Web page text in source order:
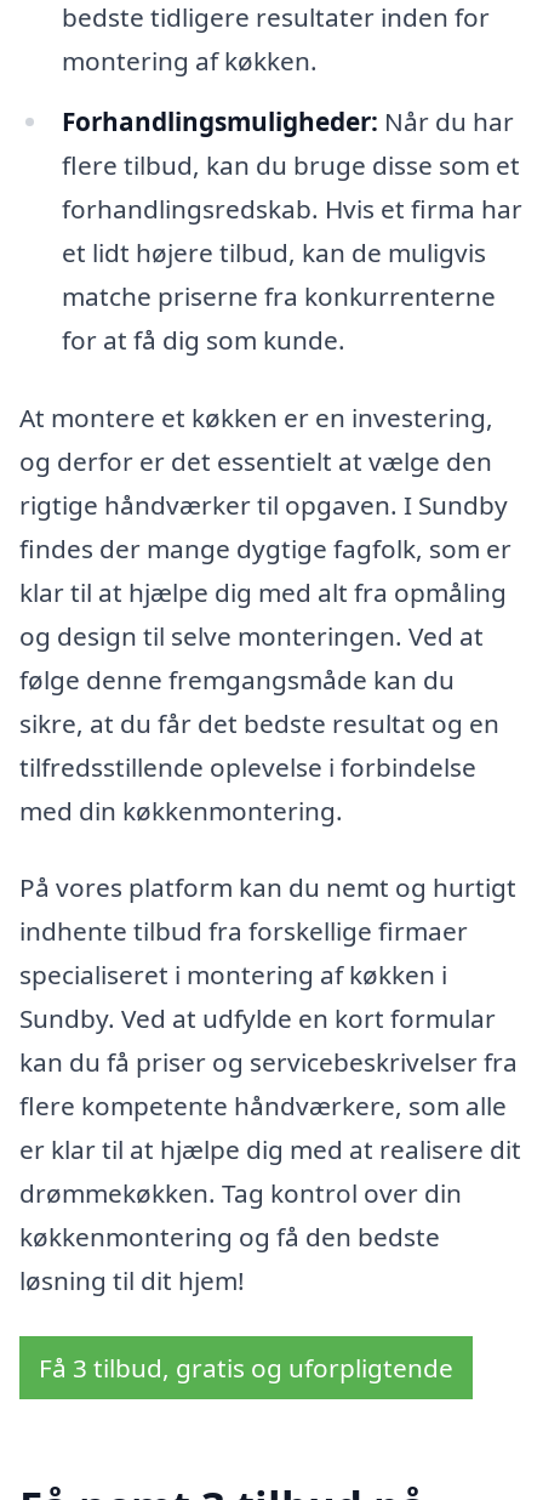
bedste tidligere resultater inden for
montering af køkken.
Forhandlingsmuligheder: Når du har
flere tilbud, kan du bruge disse som et
forhandlingsredskab. Hvis et firma har
et lidt højere tilbud, kan de muligvis
matche priserne fra konkurrenterne
for at få dig som kunde.
At montere et køkken er en investering,
og derfor er det essentielt at vælge den
rigtige håndværker til opgaven. I Sundby
findes der mange dygtige fagfolk, som er
klar til at hjælpe dig med alt fra opmåling
og design til selve monteringen. Ved at
følge denne fremgangsmåde kan du
sikre, at du får det bedste resultat og en
tilfredsstillende oplevelse i forbindelse
med din køkkenmontering.
På vores platform kan du nemt og hurtigt
indhente tilbud fra forskellige firmaer
specialiseret i montering af køkken i
Sundby. Ved at udfylde en kort formular
kan du få priser og servicebeskrivelser fra
flere kompetente håndværkere, som alle
er klar til at hjælpe dig med at realisere dit
drømmekøkken. Tag kontrol over din
køkkenmontering og få den bedste
løsning til dit hjem!
Få 3 tilbud, gratis og uforpligtende